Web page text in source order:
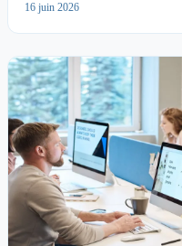
16 juin 2026